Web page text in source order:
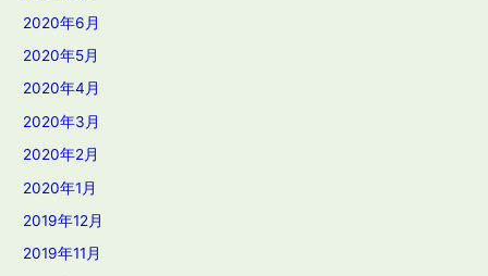
2020年6月
2020年5月
2020年4月
2020年3月
2020年2月
2020年1月
2019年12月
2019年11月